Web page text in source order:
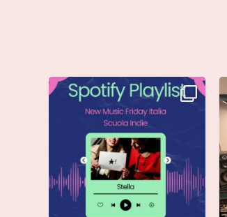
Stella di @musicadievandro è
disponibile su tutte...